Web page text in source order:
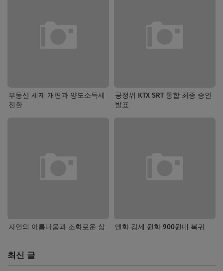
부동산 세제 개편과 양도소득세
전환
공정위 KTX SRT 통합 최종 승인
발표
자연의 아름다움과 조화로운 삶 엔화 강세 원화 900원대 복귀
최신 글